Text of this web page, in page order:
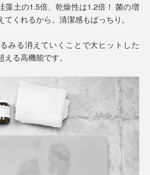
藻土の1.5倍、乾燥性は1.2倍！ 菌の増
くれるから、清潔感もばっちり。
みる消えていくことで大ヒットした
える高機能です。